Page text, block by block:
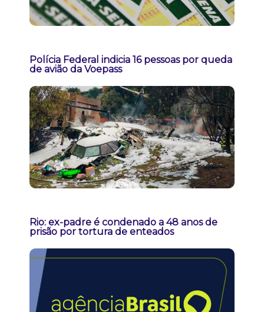
Polícia Federal indicia 16 pessoas por queda
de avião da Voepass
Rio: ex-padre é condenado a 48 anos de
prisão por tortura de enteados